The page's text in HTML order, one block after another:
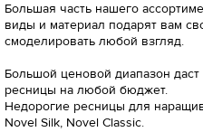
Большая часть нашего
виды и материал подарят вам
смоделировать любой взгляд.
Большой ценовой диапазон
ресницы на любой бюджет.
Недорогие ресницы для
Novel Silk, Novel Classic.